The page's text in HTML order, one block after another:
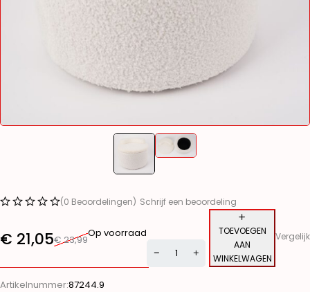
(0 Beoordelingen) Schrijf een beoordeling
€23,99
€ 21,05 Op voorraad
TOEVOEGEN
AAN
WINKELWAGEN
Alternative:
Vergelijk
Artikelnummer:87244.9